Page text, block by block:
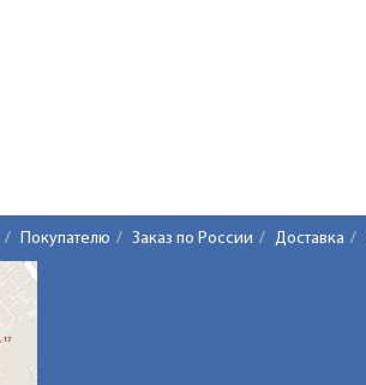
Покупателю Заказ по России Доставка